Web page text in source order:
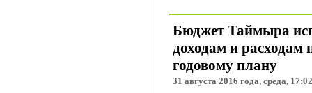
Бюджет Таймыра
доходам и расходам
годовому плану
31 августа 2016 года, среда, 17:02